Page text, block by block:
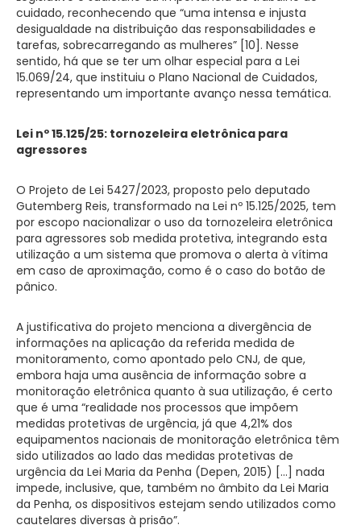
cuidado, reconhecendo que “uma intensa e injusta
desigualdade na distribuição das responsabilidades e
tarefas, sobrecarregando as mulheres” [10]. Nesse
sentido, há que se ter um olhar especial para a Lei
15.069/24, que instituiu o Plano Nacional de Cuidados,
representando um importante avanço nessa temática.
Lei nº 15.125/25: tornozeleira eletrônica para
agressores
O Projeto de Lei 5427/2023, proposto pelo deputado
Gutemberg Reis, transformado na Lei nº 15.125/2025, tem
por escopo nacionalizar o uso da tornozeleira eletrônica
para agressores sob medida protetiva, integrando esta
utilização a um sistema que promova o alerta à vítima
em caso de aproximação, como é o caso do botão de
pânico.
A justificativa do projeto menciona a divergência de
informações na aplicação da referida medida de
monitoramento, como apontado pelo CNJ, de que,
embora haja uma ausência de informação sobre a
monitoração eletrônica quanto à sua utilização, é certo
que é uma “realidade nos processos que impõem
medidas protetivas de urgência, já que 4,21% dos
equipamentos nacionais de monitoração eletrônica têm
sido utilizados ao lado das medidas protetivas de
urgência da Lei Maria da Penha (Depen, 2015) […] nada
impede, inclusive, que, também no âmbito da Lei Maria
da Penha, os dispositivos estejam sendo utilizados como
cautelares diversas à prisão”.